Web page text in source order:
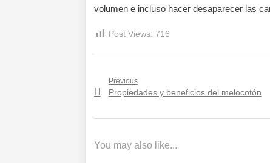
volumen e incluso hacer desaparecer las
Post Views: 716
Navegación
Previous
Previous
Propiedades y beneficios del melocotón
You may also like...